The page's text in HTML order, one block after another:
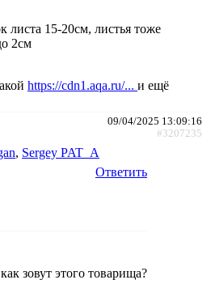
листа 15-20см, листья тоже
2см
https://cdn1.aqa.ru/... и ещё
09/04/2025 13:09:16
#3207235
, Sergey PAT_A
Ответить
зовут этого товарища?